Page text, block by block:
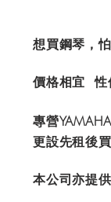
想買鋼琴，
價格相宜
專營YAMAHA
更設先租後
本公司亦提